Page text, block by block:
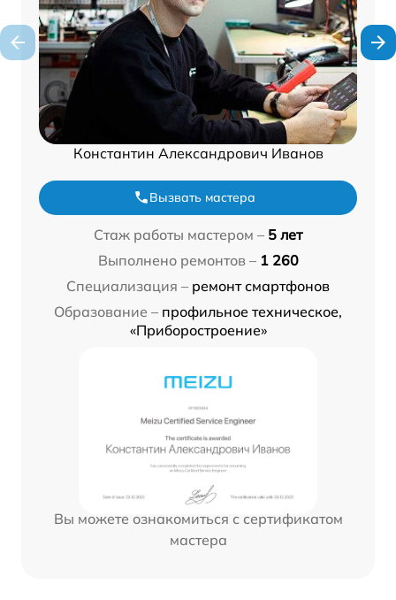
Константин Александрович Иванов
Вызвать мастера
Стаж работы мастером – 5 лет
Выполнено ремонтов – 1 260
Специализация – ремонт смартфонов
Образование – профильное техническое,
«Приборостроение»
Вы можете ознакомиться с сертификатом
мастера